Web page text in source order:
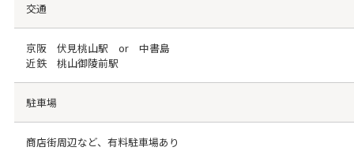
交通
京阪 伏見桃山駅 or 中書島
近鉄 桃山御陵前駅
駐車場
商店街周辺など、有料駐車場あり